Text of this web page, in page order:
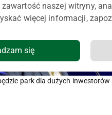
park dla dużych inwestorów
naszej witryny,
więcej informacji,
się